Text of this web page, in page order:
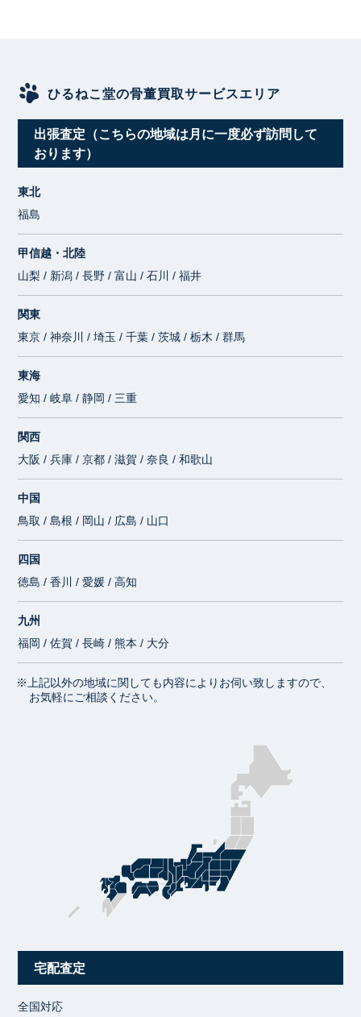
ひるねこ堂の骨董買取サービスエリア
出張査定（こちらの地域は月に一度必ず訪問して
おります）
東北
福島
甲信越・北陸
山梨 / 新潟 / 長野 / 富山 / 石川 / 福井
関東
東京 / 神奈川 / 埼玉 / 千葉 / 茨城 / 栃木 / 群馬
東海
愛知 / 岐阜 / 静岡 / 三重
関西
大阪 / 兵庫 / 京都 / 滋賀 / 奈良 / 和歌山
中国
鳥取 / 島根 / 岡山 / 広島 / 山口
四国
徳島 / 香川 / 愛媛 / 高知
九州
福岡 / 佐賀 / 長崎 / 熊本 / 大分
※上記以外の地域に関しても内容によりお伺い致しますので、
お気軽にご相談ください。
宅配査定
全国対応